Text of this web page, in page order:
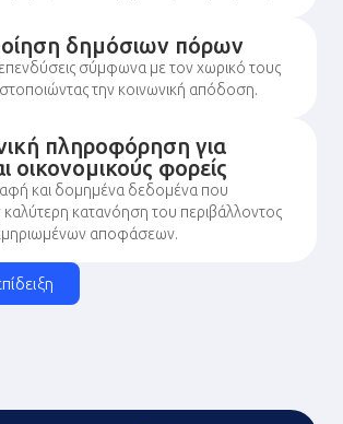
δημόσιων πόρων
επενδύσεις σύμφωνα με τον χωρικό τους
την κοινωνική απόδοση.
πληροφόρηση για
οικονομικούς φορείς
και δομημένα δεδομένα που
καλύτερη κατανόηση του περιβάλλοντος
αποφάσεων.